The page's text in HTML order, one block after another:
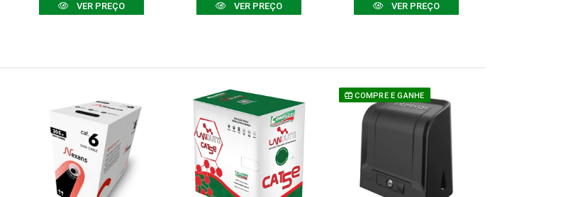
VER PREÇO VER PREÇO VER PREÇO
COMPRE E GANHE